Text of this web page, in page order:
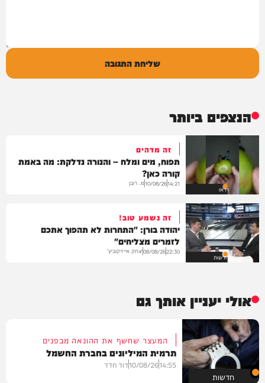
שליחת התגובה
הנצפים ביותר
וידאו
זה מדהים
תפוח, מים ומלח – והנורה נדלקת: מה באמת
קורה כאן?
14:21
10/08/26מ. רובן
חדשות
זה נשמע טוב!
יהודה בורן: "התחרות לא תהפוך אתכם
לזמרים מצליחים"
22:30
08/08/26יצחק אייזיקוביץ'
אולי יעניין אותך גם
חדשות
המעצר שחשף את ההונאה מבפנים
תרמית המיליונים בחברת החשמל
14:55
10/08/26דוד חדד